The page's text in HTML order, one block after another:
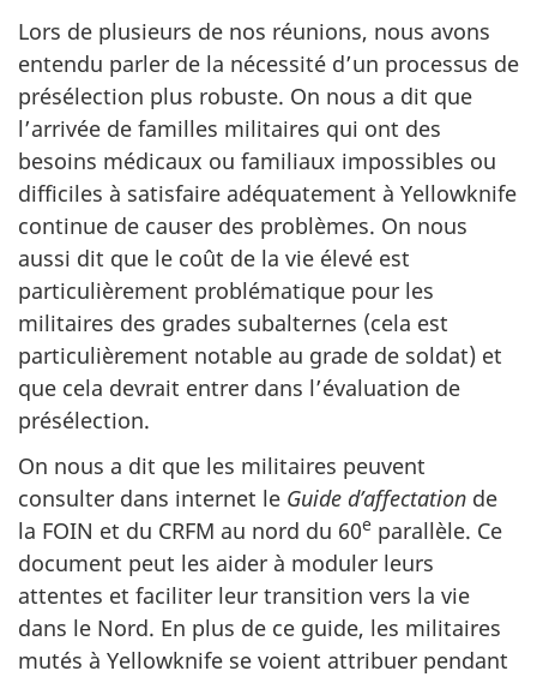
Lors de plusieurs de nos réunions, nous avons
entendu parler de la nécessité d’un processus de
présélection plus robuste. On nous a dit que
l’arrivée de familles militaires qui ont des
besoins médicaux ou familiaux impossibles ou
difficiles à satisfaire adéquatement à Yellowknife
continue de causer des problèmes. On nous
aussi dit que le coût de la vie élevé est
particulièrement problématique pour les
militaires des grades subalternes (cela est
particulièrement notable au grade de soldat) et
que cela devrait entrer dans l’évaluation de
présélection.
On nous a dit que les militaires peuvent
consulter dans internet le Guide d’affectation de
la FOIN et du CRFM au nord du 60e parallèle. Ce
document peut les aider à moduler leurs
attentes et faciliter leur transition vers la vie
dans le Nord. En plus de ce guide, les militaires
mutés à Yellowknife se voient attribuer pendant